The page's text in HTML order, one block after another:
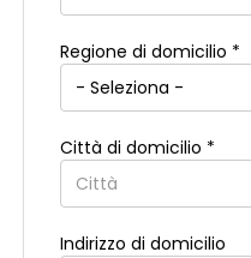
Regione di domicilio *
Città di domicilio *
Indirizzo di domicilio